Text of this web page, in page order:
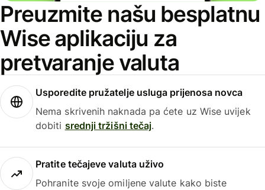
Preuzmite našu besplatnu
Wise aplikaciju za
pretvaranje valuta
Usporedite pružatelje usluga prijenosa novca
Nema skrivenih naknada pa ćete uz Wise uvijek
dobiti srednji tržišni tečaj.
Pratite tečajeve valuta uživo
Pohranite svoje omiljene valute kako biste